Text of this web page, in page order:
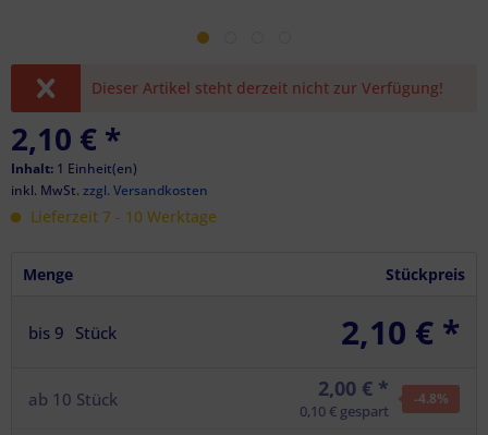
Dieser Artikel steht derzeit nicht zur Verfügung!
2,10 € *
Inhalt: 1 Einheit(en)
inkl. MwSt. zzgl. Versandkosten
Lieferzeit 7 - 10 Werktage
Menge Stückpreis
bis 9 Stück 2,10 € *
ab 10 Stück 2,00 € *
0,10 € gespart
-4.8%